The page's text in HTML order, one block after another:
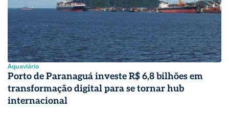
Aquaviário
Porto de Paranaguá investe R$ 6,8 bilhões em
transformação digital para se tornar hub
internacional